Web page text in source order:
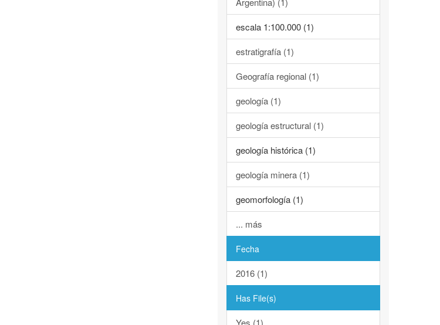
escala 1:100.000 (1)
estratigrafía (1)
Geografía regional (1)
geología (1)
geología estructural (1)
geología histórica (1)
geología minera (1)
geomorfología (1)
... más
Fecha
2016 (1)
Has File(s)
Yes (1)